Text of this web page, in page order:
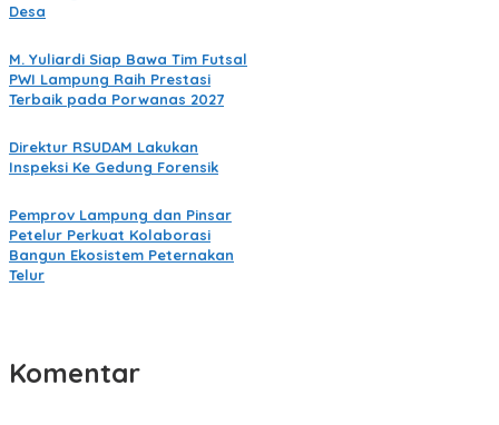
Desa
M. Yuliardi Siap Bawa Tim Futsal
PWI Lampung Raih Prestasi
Terbaik pada Porwanas 2027
Direktur RSUDAM Lakukan
Inspeksi Ke Gedung Forensik
Pemprov Lampung dan Pinsar
Petelur Perkuat Kolaborasi
Bangun Ekosistem Peternakan
Telur
Komentar